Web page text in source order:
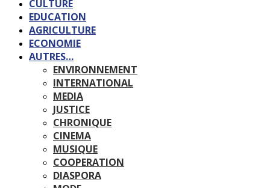
CULTURE
EDUCATION
AGRICULTURE
ECONOMIE
AUTRES…
ENVIRONNEMENT
INTERNATIONAL
MEDIA
JUSTICE
CHRONIQUE
CINEMA
MUSIQUE
COOPERATION
DIASPORA